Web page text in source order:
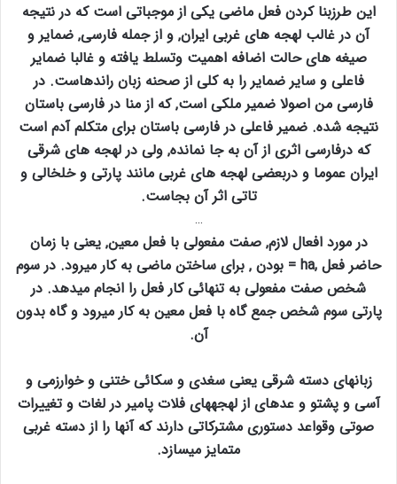
این طرزبنا کردن فعل ماضی یکی از موجباتی است که در نتیجه
آن در غالب لهجه های غربی ایران‚ و از جمله فارسی‚ ضمایر و
صیغه های حالت اضافه اهمیت وتسلط یافته و غالبا ضمایر
فاعلی و سایر ضمایر را به کلی از صحنه زبان راندهاست. در
فارسی من اصولا ضمیر ملکی است‚ که از منا در فارسی باستان
نتیجه شده. ضمیر فاعلی در فارسی باستان برای متکلم آدم است
که درفارسی اثری از آن به جا نمانده‚ ولی در لهجه های شرقی
ایران عموما و دربعضی لهجه های غربی مانند پارتی و خلخالی و
تاتی اثر آن بجاست.
…
در مورد افعال لازم‚ صفت مفعولی با فعل معین‚ یعنی با زمان
حاضر فعل ,ha = بودن ‚ برای ساختن ماضی به کار میرود. در سوم
شخص صفت مفعولی به تنهائی کار فعل را انجام میدهد. در
پارتی سوم شخص جمع گاه با فعل معین به کار میرود و گاه بدون
آن.
زبانهای دسته شرقی یعنی سغدی و سکائی ختنی و خوارزمی و
آسی و پشتو و عدهای از لهجههای فلات پامیر در لغات و تغییرات
صوتی وقواعد دستوری مشترکاتی دارند که آنها را از دسته غربی
متمایز میسازد.